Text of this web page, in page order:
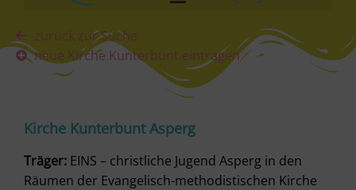
zurück zur Suche
neue Kirche Kunterbunt eintragen
Kirche Kunterbunt Asperg
Träger: EINS – christliche Jugend Asperg in den
Räumen der Evangelisch-methodistischen Kirche